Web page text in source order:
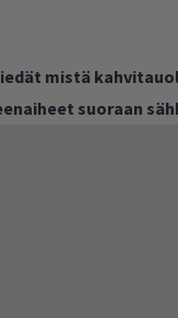
mistä
suoraan